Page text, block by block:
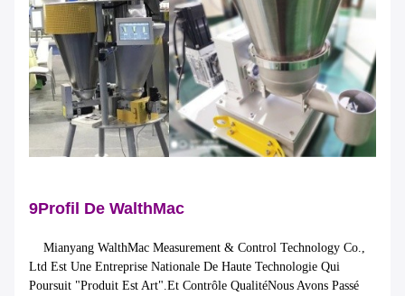
9Profil De WalthMac
Mianyang WalthMac Measurement & Control Technology Co.,
Ltd Est Une Entreprise Nationale De Haute Technologie Qui
Poursuit "produit Est Art".et Contrôle QualitéNous Avons Passé